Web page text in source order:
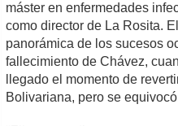
máster en enfermedades
como director de La Rosita.
panorámica de los sucesos
fallecimiento de Chávez,
llegado el momento de
Bolivariana, pero se